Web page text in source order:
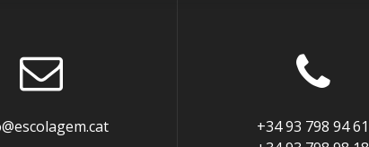
+34 93 798 94 61